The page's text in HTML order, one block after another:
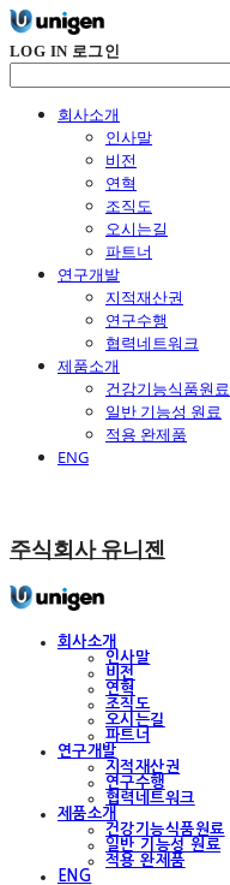
LOG IN 로그인
회사소개
인사말
비전
연혁
조직도
오시는길
파트너
연구개발
지적재산권
연구수행
협력네트워크
제품소개
건강기능식품원료
일반 기능성 원료
적용 완제품
ENG
주식회사 유니젠
회사소개
인사말
비전
연혁
조직도
오시는길
파트너
연구개발
지적재산권
연구수행
협력네트워크
제품소개
건강기능식품원료
일반 기능성 원료
적용 완제품
ENG